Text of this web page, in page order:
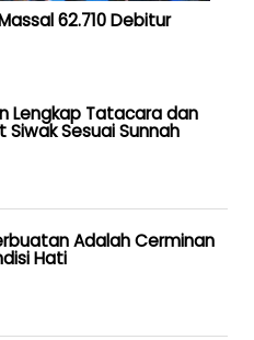
62.710 Debitur
Lengkap Tatacara dan
Siwak Sesuai Sunnah
Adalah Cerminan
Hati